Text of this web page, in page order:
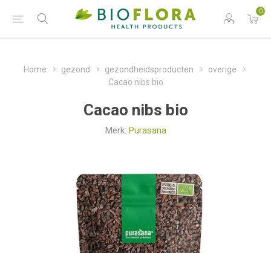
0
Home gezond gezondheidsproducten
overige
Cacao nibs bio
Cacao nibs bio
Merk: Purasana